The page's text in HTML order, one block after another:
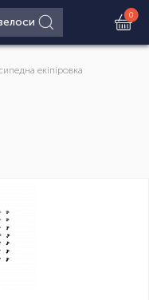
0
екіпіровка